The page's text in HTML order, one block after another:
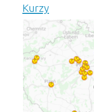
Kurzy